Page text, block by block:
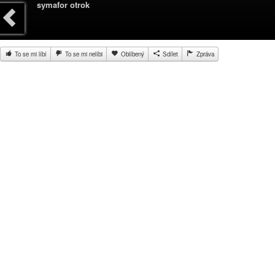
symafor otrok
To se mi líbí To se mi nelíbi Oblíbený Sdílet Zpráva